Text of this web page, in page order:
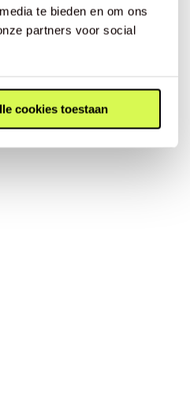
te bieden en om ons
partners voor social
cookies toestaan